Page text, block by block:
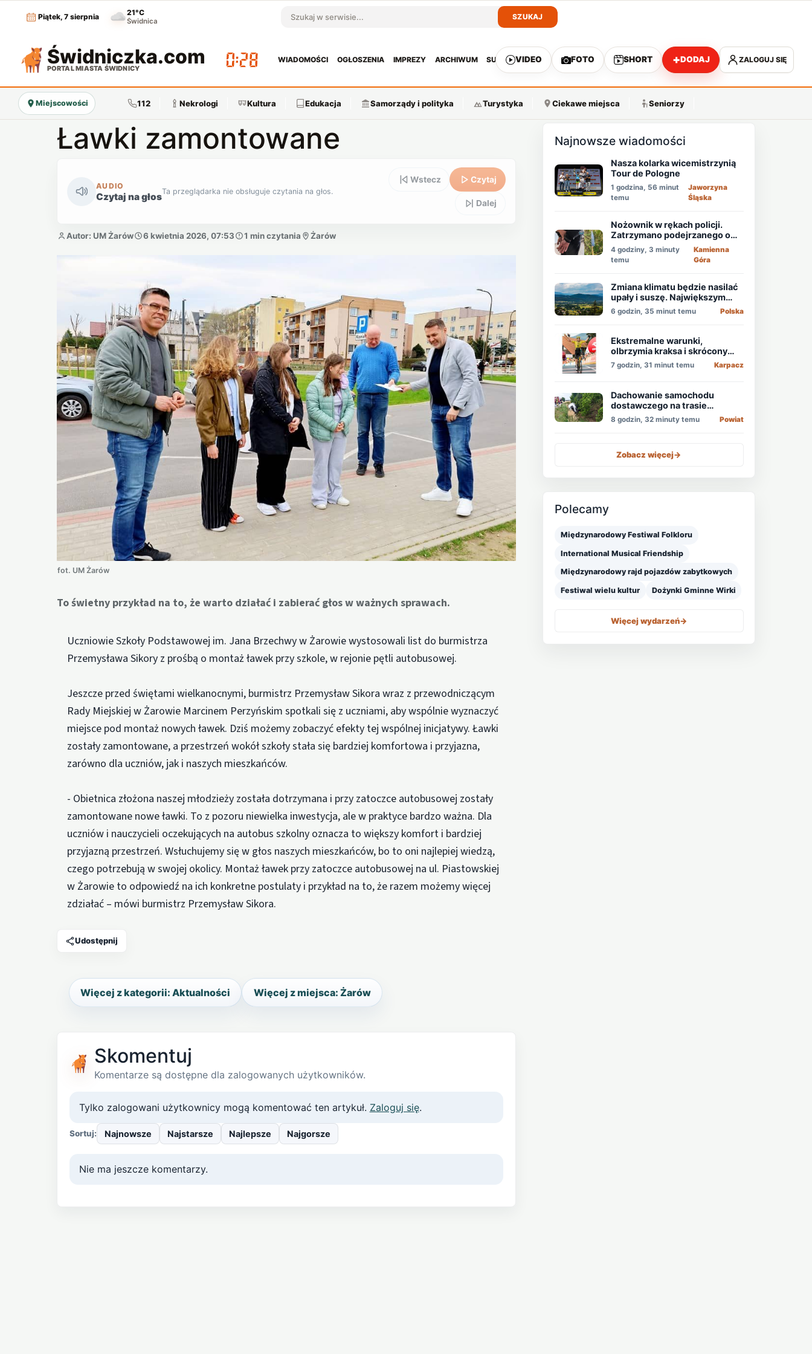
Piątek, 7 sierpnia
21°C
Świdnica Szukaj w serwisie
SZUKAJ
Świdniczka.com
PORTAL MIASTA ŚWIDNICY 00:28
WIADOMOŚCI OGŁOSZENIA IMPREZY ARCHIWUM SUBSKRYPCJA
VIDEO FOTO SHORT +DODAJ ZALOGUJ SIĘ
Miejscowości 112 Nekrologi Kultura Edukacja Samorządy i polityka Turystyka Ciekawe miejsca Seniorzy
Ławki zamontowane
AUDIO
Czytaj na głosTa przeglądarka nie obsługuje czytania na głos.
Wstecz Czytaj
Dalej
Autor: UM Żarów 6 kwietnia 2026, 07:53 1 min czytania Żarów
fot. UM Żarów
To świetny przykład na to, że warto działać i zabierać głos w ważnych sprawach.
Uczniowie Szkoły Podstawowej im. Jana Brzechwy w Żarowie wystosowali list do burmistrza
Przemysława Sikory z prośbą o montaż ławek przy szkole, w rejonie pętli autobusowej.
Jeszcze przed świętami wielkanocnymi, burmistrz Przemysław Sikora wraz z przewodniczącym
Rady Miejskiej w Żarowie Marcinem Perzyńskim spotkali się z uczniami, aby wspólnie wyznaczyć
miejsce pod montaż nowych ławek. Dziś możemy zobaczyć efekty tej wspólnej inicjatywy. Ławki
zostały zamontowane, a przestrzeń wokół szkoły stała się bardziej komfortowa i przyjazna,
zarówno dla uczniów, jak i naszych mieszkańców.
- Obietnica złożona naszej młodzieży została dotrzymana i przy zatoczce autobusowej zostały
zamontowane nowe ławki. To z pozoru niewielka inwestycja, ale w praktyce bardzo ważna. Dla
uczniów i nauczycieli oczekujących na autobus szkolny oznacza to większy komfort i bardziej
przyjazną przestrzeń. Wsłuchujemy się w głos naszych mieszkańców, bo to oni najlepiej wiedzą,
czego potrzebują w swojej okolicy. Montaż ławek przy zatoczce autobusowej na ul. Piastowskiej
w Żarowie to odpowiedź na ich konkretne postulaty i przykład na to, że razem możemy więcej
zdziałać – mówi burmistrz Przemysław Sikora.
Udostępnij
Więcej z kategorii: Aktualności Więcej z miejsca: Żarów
Skomentuj
Komentarze są dostępne dla zalogowanych użytkowników.
Tylko zalogowani użytkownicy mogą komentować ten artykuł. Zaloguj się.
Sortuj: Najnowsze Najstarsze Najlepsze Najgorsze
Nie ma jeszcze komentarzy.
Najnowsze wiadomości
Nasza kolarka wicemistrzynią
Tour de Pologne
1 godzina, 56 minut
temu
Jaworzyna
Śląska
Nożownik w rękach policji.
Zatrzymano podejrzanego o
usiłowanie zabójstwa!
4 godziny, 3 minuty
temu
Kamienna
Góra
Zmiana klimatu będzie nasilać
upały i suszę. Największym
zagrożeniem jest niedobór
wody
6 godzin, 35 minut temu Polska
Ekstremalne warunki,
olbrzymia kraksa i skrócony
etap, który padł łupem
Holendra!
7 godzin, 31 minut temu Karpacz
Dachowanie samochodu
dostawczego na trasie
Świdnica - Wrocław
8 godzin, 32 minuty temu Powiat
Zobacz więcej->
Polecamy
Międzynarodowy Festiwal Folkloru
International Musical Friendship
Międzynarodowy rajd pojazdów zabytkowych
Festiwal wielu kultur Dożynki Gminne Wirki
Więcej wydarzeń->